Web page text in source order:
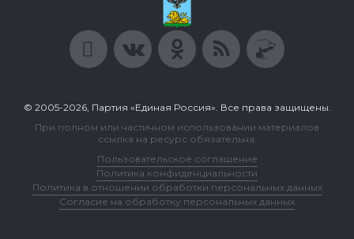
© 2005-2026, Партия «Единая Россия». Все права защищены.
При полном или частичном использовании материалов
ссылка на ресурс обязательна.
Пользовательское соглашение
Политика конфиденциальности
Политика в отношении обработки персональных данных
Согласие на обработку персональных данных